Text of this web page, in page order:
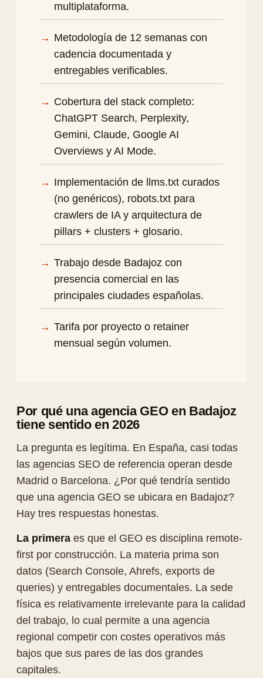
multiplataforma.
Metodología de 12 semanas con
cadencia documentada y
entregables verificables.
Cobertura del stack completo:
ChatGPT Search, Perplexity,
Gemini, Claude, Google AI
Overviews y AI Mode.
Implementación de llms.txt curados
(no genéricos), robots.txt para
crawlers de IA y arquitectura de
pillars + clusters + glosario.
Trabajo desde Badajoz con
presencia comercial en las
principales ciudades españolas.
Tarifa por proyecto o retainer
mensual según volumen.
Por qué una agencia GEO en Badajoz
tiene sentido en 2026
La pregunta es legítima. En España, casi todas
las agencias SEO de referencia operan desde
Madrid o Barcelona. ¿Por qué tendría sentido
que una agencia GEO se ubicara en Badajoz?
Hay tres respuestas honestas.
La primera es que el GEO es disciplina remote-
first por construcción. La materia prima son
datos (Search Console, Ahrefs, exports de
queries) y entregables documentales. La sede
física es relativamente irrelevante para la calidad
del trabajo, lo cual permite a una agencia
regional competir con costes operativos más
bajos que sus pares de las dos grandes
capitales.